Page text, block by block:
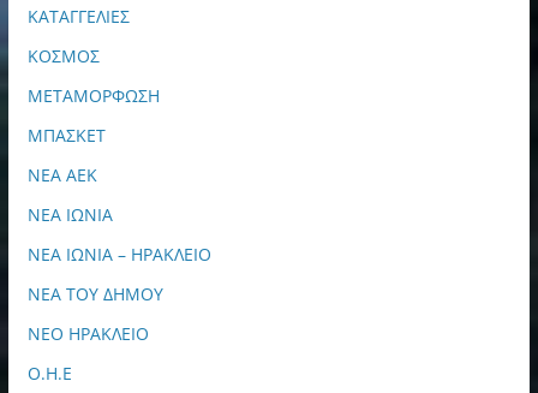
ΚΑΤΑΓΓΕΛΙΕΣ
ΚΟΣΜΟΣ
ΜΕΤΑΜΟΡΦΩΣΗ
ΜΠΑΣΚΕΤ
ΝΕΑ ΑΕΚ
ΝΕΑ ΙΩΝΙΑ
ΝΕΑ ΙΩΝΙΑ – ΗΡΑΚΛΕΙΟ
ΝΕΑ ΤΟΥ ΔΗΜΟΥ
ΝΕΟ ΗΡΑΚΛΕΙΟ
Ο.Η.Ε